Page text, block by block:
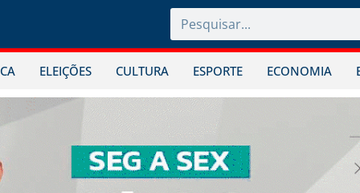
ELEIÇÕES CULTURA ESPORTE ECONOMIA